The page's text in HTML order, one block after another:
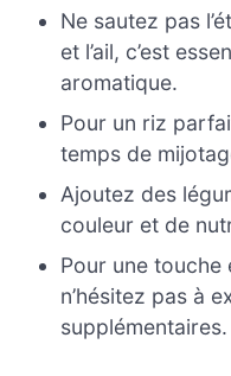
Ne sautez pas
et l’ail, c’est
aromatique.
Pour un riz
temps de
Ajoutez des
couleur et de
Pour une touche
n’hésitez pas à
supplémentaires.